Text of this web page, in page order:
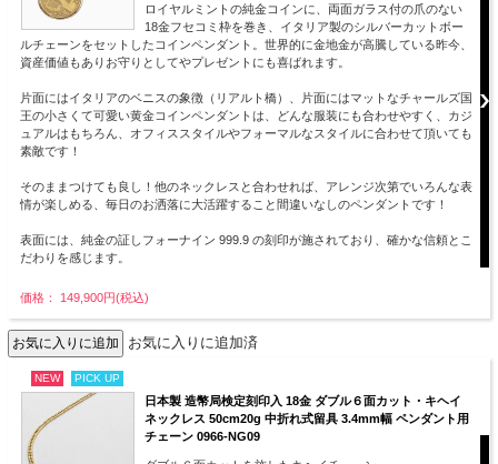
ロイヤルミントの純金コインに、両面ガラス付の爪のない
18金フセコミ枠を巻き、イタリア製のシルバーカットボー
ルチェーンをセットしたコインペンダント。世界的に金地金が高騰している昨今、
資産価値もありお守りとしてやプレゼントにも喜ばれます。
片面にはイタリアのベニスの象徴（リアルト橋）、片面にはマットなチャールズ国
王の小さくて可愛い黄金コインペンダントは、どんな服装にも合わせやすく、カジ
ュアルはもちろん、オフィススタイルやフォーマルなスタイルに合わせて頂いても
素敵です！
そのままつけても良し！他のネックレスと合わせれば、アレンジ次第でいろんな表
情が楽しめる、毎日のお洒落に大活躍すること間違いなしのペンダントです！
表面には、純金の証しフォーナイン 999.9 の刻印が施されており、確かな信頼とこ
だわりを感じます。
価格： 149,900円(税込)
お気に入りに追加済
NEW PICK UP
日本製 造幣局検定刻印入 18金 ダブル６面カット・キヘイ
ネックレス 50cm20g 中折れ式留具 3.4mm幅 ペンダント用
チェーン 0966-NG09